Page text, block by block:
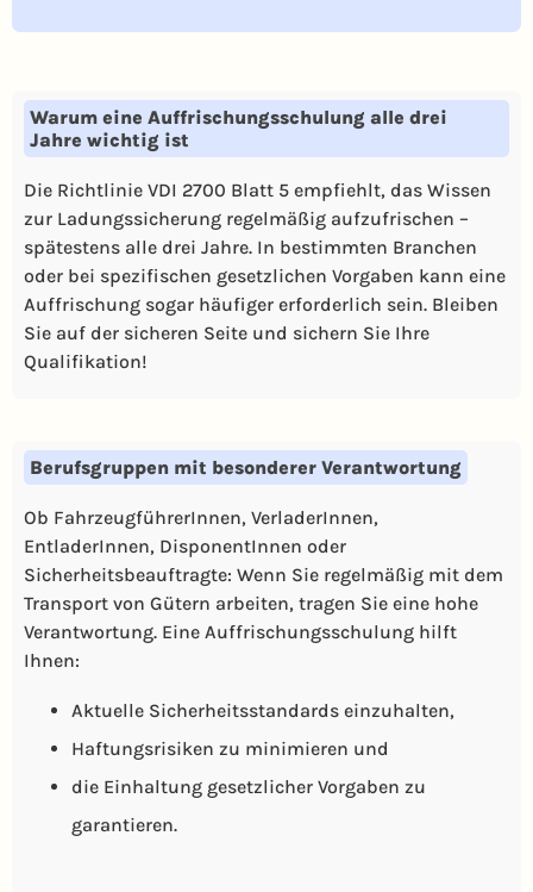
Warum eine Auffrischungsschulung alle drei
Jahre wichtig ist
Die Richtlinie VDI 2700 Blatt 5 empfiehlt, das Wissen
zur Ladungssicherung regelmäßig aufzufrischen –
spätestens alle drei Jahre. In bestimmten Branchen
oder bei spezifischen gesetzlichen Vorgaben kann eine
Auffrischung sogar häufiger erforderlich sein. Bleiben
Sie auf der sicheren Seite und sichern Sie Ihre
Qualifikation!
Berufsgruppen mit besonderer Verantwortung
Ob FahrzeugführerInnen, VerladerInnen,
EntladerInnen, DisponentInnen oder
Sicherheitsbeauftragte: Wenn Sie regelmäßig mit dem
Transport von Gütern arbeiten, tragen Sie eine hohe
Verantwortung. Eine Auffrischungsschulung hilft
Ihnen:
Aktuelle Sicherheitsstandards einzuhalten,
Haftungsrisiken zu minimieren und
die Einhaltung gesetzlicher Vorgaben zu
garantieren.